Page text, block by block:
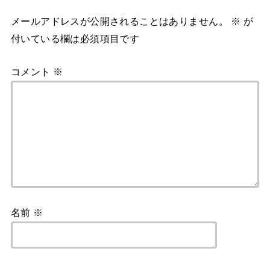
メールアドレスが公開されることはありません。 ※ が
付いている欄は必須項目です
コメント ※
名前 ※